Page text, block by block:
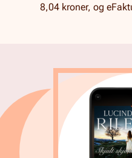
8,04 kroner, og